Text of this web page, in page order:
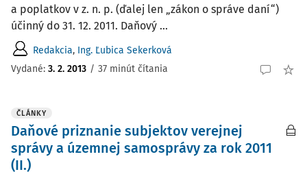
a poplatkov v z. n. p. (ďalej len „zákon o správe daní“)
účinný do 31. 12. 2011. Daňový ...
Redakcia, Ing. Ľubica Sekerková
Vydané: 3. 2. 2013 / 37 minút čítania
ČLÁNKY
Daňové priznanie subjektov verejnej
správy a územnej samosprávy za rok 2011
(II.)